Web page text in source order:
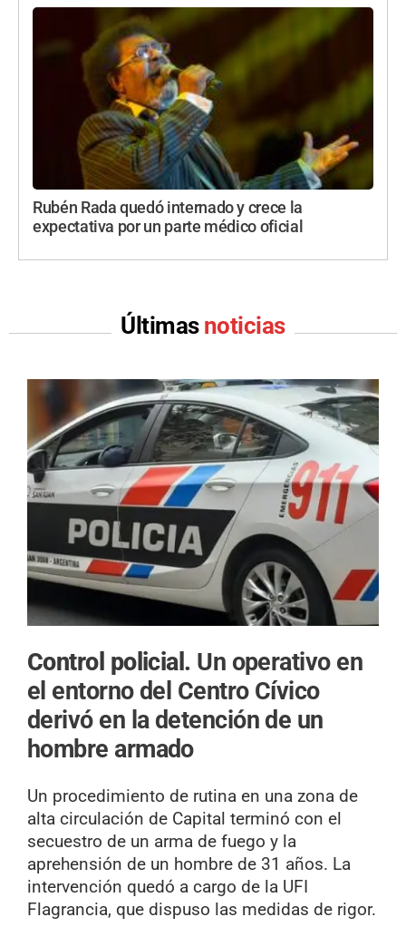
Rubén Rada quedó internado y crece la
expectativa por un parte médico oficial
Últimas noticias
Control policial. Un operativo en
el entorno del Centro Cívico
derivó en la detención de un
hombre armado
Un procedimiento de rutina en una zona de
alta circulación de Capital terminó con el
secuestro de un arma de fuego y la
aprehensión de un hombre de 31 años. La
intervención quedó a cargo de la UFI
Flagrancia, que dispuso las medidas de rigor.